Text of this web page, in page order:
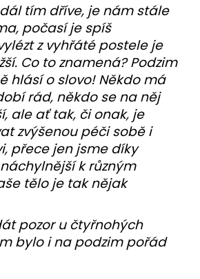
tím dříve, je nám stále
počasí je spíš
z vyhřáté postele je
Co to znamená? Podzim
hlásí o slovo! Někdo má
rád, někdo se na něj
ale ať tak, či onak, je
zvýšenou péči sobě i
přece jen jsme díky
k různým
tělo je tak nějak
pozor u čtyřnohých
bylo i na podzim pořád